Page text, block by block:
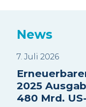
News
7. Juli 2026
2025
480 Mrd.